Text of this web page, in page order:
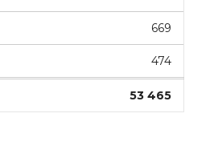
669
474
53 465